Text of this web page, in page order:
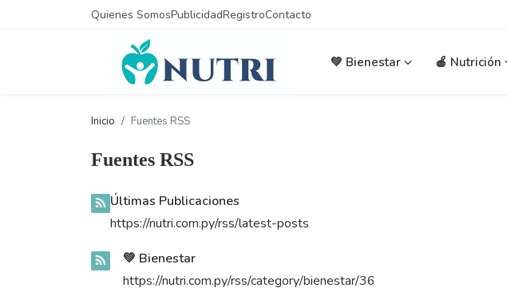
Quienes SomosPublicidadRegistroContacto
💚 Bienestar 🍎 Nutrición
Inicio Fuentes RSS
Fuentes RSS
Últimas Publicaciones
https://nutri.com.py/rss/latest-posts
💚 Bienestar
https://nutri.com.py/rss/category/bienestar/36